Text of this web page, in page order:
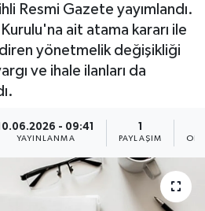
Resmi Gazete yayımlandı.
ait atama kararı ile
yönetmelik değişikliği
ve ihale ilanları da
- 09:41
YAYINLANMA
1
PAYLAŞIM